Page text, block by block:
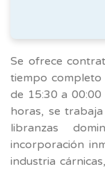
Se ofrece
tiempo
de 15:30 a
horas, se
libranzas
incorporación
industria